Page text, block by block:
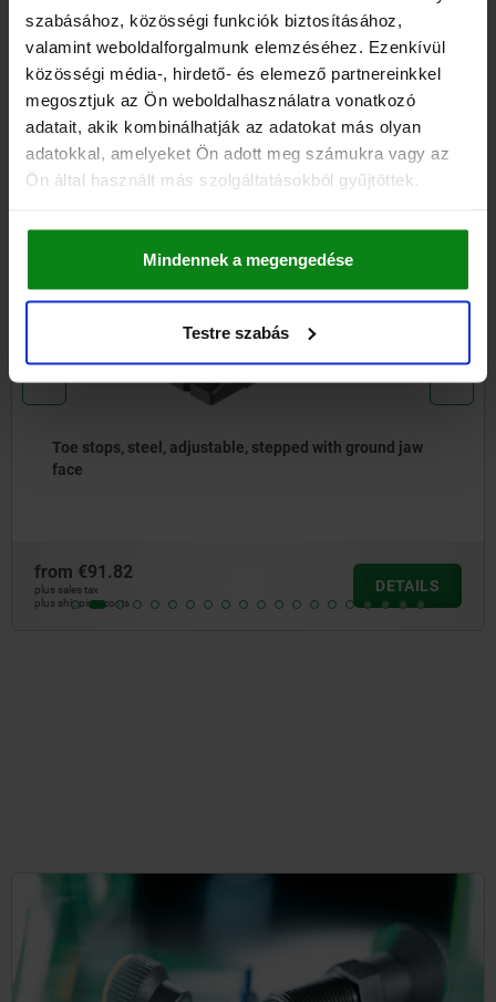
szabásához, közösségi funkciók biztosításához,
valamint weboldalforgalmunk elemzéséhez. Ezenkívül
közösségi média-, hirdető- és elemező partnereinkkel
megosztjuk az Ön weboldalhasználatra vonatkozó
adatait, akik kombinálhatják az adatokat más olyan
adatokkal, amelyeket Ön adott meg számukra vagy az
Ön által használt más szolgáltatásokból gyűjtöttek.
Mindennek a megengedése
Testre szabás
CAD
DOWNLOADS
Other customers also bought
Toe stops, steel, adjustable, stepped with ground jaw
face
from €91.82
plus sales tax
plus shipping costs
DETAILS